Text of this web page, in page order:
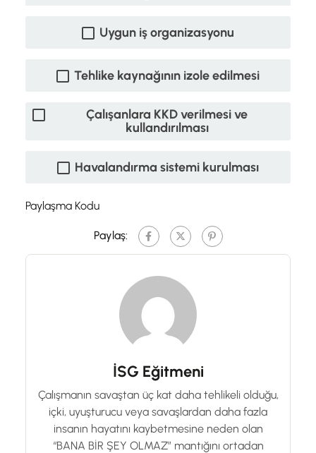
Uygun iş organizasyonu
Tehlike kaynağının izole edilmesi
Çalışanlara KKD verilmesi ve
kullandırılması
Havalandırma sistemi kurulması
Paylaşma Kodu
Paylaş:
İSG Eğitmeni
Çalışmanın savaştan üç kat daha tehlikeli olduğu,
içki, uyuşturucu veya savaşlardan daha fazla
insanın hayatını kaybetmesine neden olan
“BANA BİR ŞEY OLMAZ” mantığını ortadan